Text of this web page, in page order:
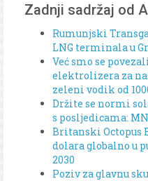
Zadnji sadržaj od
Rumunjski
LNG terminala u
Već smo se
elektrolizera za
zeleni vodik od
Držite se normi
s posljedicama:
Britanski Octopus
dolara globalno u
2030
Poziv za glavnu